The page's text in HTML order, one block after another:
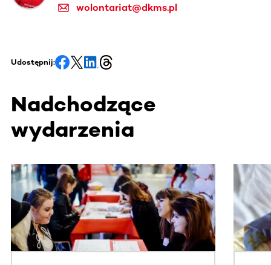
wolontariat@dkms.pl
Udostępnij:
Nadchodzące
wydarzenia
Ta sekcja zawiera treści przewijane w poziomie. Użyj